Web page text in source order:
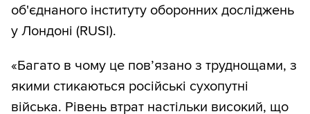
об'єднаного інституту оборонних досліджень
у Лондоні (RUSI).
«Багато в чому це пов’язано з труднощами, з
якими стикаються російські сухопутні
війська. Рівень втрат настільки високий, що